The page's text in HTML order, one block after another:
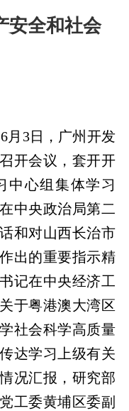
安全和社会
月3日，广州开发
开会议，套开开
中心组集体学习
中央政治局第二
和对山西长治市
出的重要指示精
记在中央经济工
于粤港澳大湾区
社会科学高质量
达学习上级有关
况汇报，研究部
工委黄埔区委副